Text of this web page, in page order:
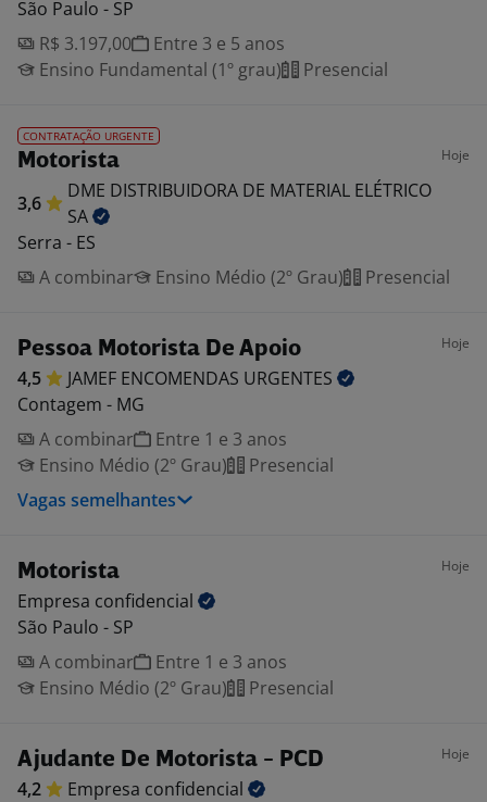
São Paulo - SP
R$ 3.197,00
Entre 3 e 5 anos
Ensino Fundamental (1º grau)
Presencial
CONTRATAÇÃO URGENTE
Motorista Hoje
3,6
DME DISTRIBUIDORA DE MATERIAL ELÉTRICO
SA
Serra - ES
A combinar
Ensino Médio (2º Grau) Presencial
Pessoa Motorista De Apoio Hoje
4,5 JAMEF ENCOMENDAS URGENTES
Contagem - MG
A combinar
Entre 1 e 3 anos
Ensino Médio (2º Grau)
Presencial
Vagas semelhantes
Motorista Hoje
Empresa confidencial
São Paulo - SP
A combinar
Entre 1 e 3 anos
Ensino Médio (2º Grau)
Presencial
Ajudante De Motorista - PCD Hoje
4,2 Empresa confidencial